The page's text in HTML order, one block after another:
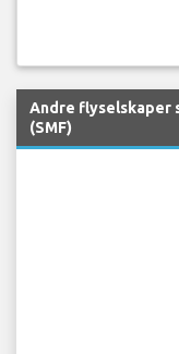
Andre flyselskaper
(SMF)